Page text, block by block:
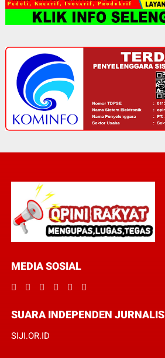
MEDIA SOSIAL
SUARA INDEPENDEN
SIJI.OR.ID